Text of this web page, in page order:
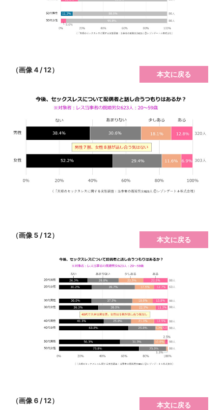
（画像 4 / 12）
本文に戻る
（画像 5 / 12）
本文に戻る
（画像 6 / 12）
本文に戻る